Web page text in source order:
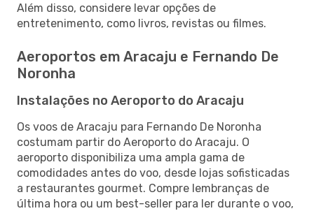
Além disso, considere levar opções de
entretenimento, como livros, revistas ou filmes.
Aeroportos em Aracaju e Fernando De
Noronha
Instalações no Aeroporto do Aracaju
Os voos de Aracaju para Fernando De Noronha
costumam partir do Aeroporto do Aracaju. O
aeroporto disponibiliza uma ampla gama de
comodidades antes do voo, desde lojas sofisticadas
a restaurantes gourmet. Compre lembranças de
última hora ou um best-seller para ler durante o voo,